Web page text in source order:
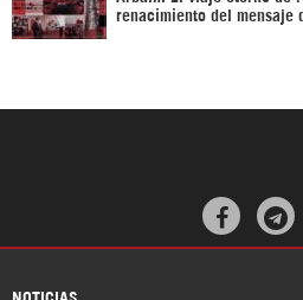
renacimiento del mensaje
NOTICIAS